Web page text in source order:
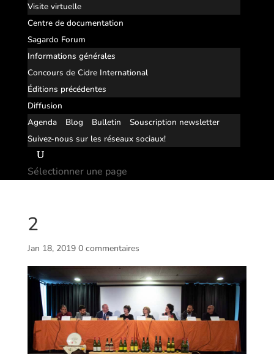
Visite virtuelle
Centre de documentation
Sagardo Forum
Informations générales
Concours de Cidre International
Éditions précédentes
Diffusion
Agenda
Blog Bulletin
Souscription newsletter
Suivez-nous sur les réseaux sociaux!
Sélectionner une page
2
Jan 18, 2019 0 commentaires